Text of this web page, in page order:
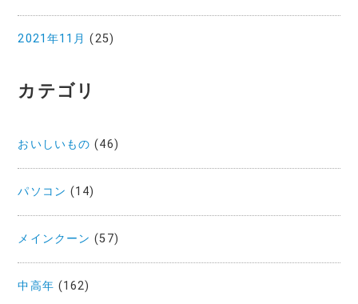
2021年11月 (25)
カテゴリ
おいしいもの (46)
パソコン (14)
メインクーン (57)
中高年 (162)